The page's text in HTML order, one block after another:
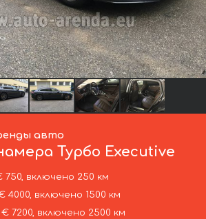
авто
Турбо Executive
750, включено 250 км
4000, включено 1500 км
7200, включено 2500 км